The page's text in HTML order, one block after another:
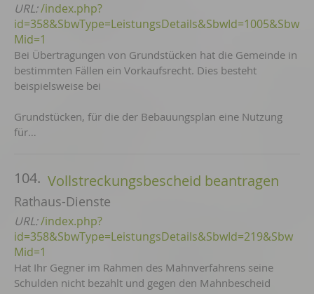
URL:/index.php?
id=358&SbwType=LeistungsDetails&SbwId=1005&Sbw
Mid=1
Bei Übertragungen von Grundstücken hat die Gemeinde in
bestimmten Fällen ein Vorkaufsrecht. Dies besteht
beispielsweise bei
Grundstücken, für die der Bebauungsplan eine Nutzung
für…
104. Vollstreckungsbescheid beantragen
Rathaus-Dienste
URL:/index.php?
id=358&SbwType=LeistungsDetails&SbwId=219&Sbw
Mid=1
Hat Ihr Gegner im Rahmen des Mahnverfahrens seine
Schulden nicht bezahlt und gegen den Mahnbescheid